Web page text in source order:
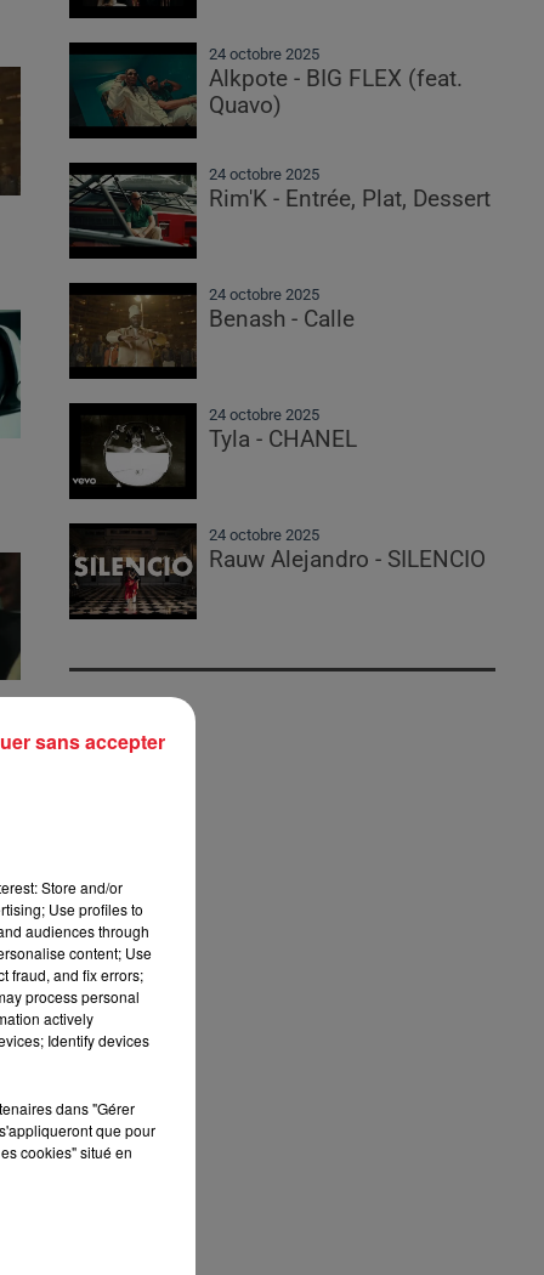
24 octobre 2025
Alkpote - BIG FLEX (feat.
Quavo)
24 octobre 2025
Rim'K - Entrée, Plat, Dessert
24 octobre 2025
Benash - Calle
24 octobre 2025
Tyla - CHANEL
24 octobre 2025
Rauw Alejandro - SILENCIO
Store and/or
Use profiles to
audiences through
content; Use
fraud, and fix errors;
process personal
actively
Identify devices
dans "Gérer
que pour
cookies" situé en
sans accepter